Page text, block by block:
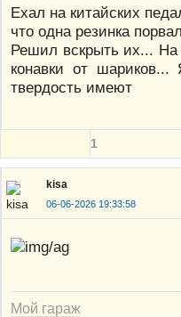
Ехал на китайских
что одна резинка
Решил вскрыть их...
конавки от
твердость имеют
1
kisa
06-06-2026 19:33:58
Мой гараж